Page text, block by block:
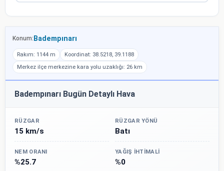
Konum: Badempınarı
Rakım: 1144 m
Koordinat: 38.5218, 39.1188
Merkez ilçe merkezine kara yolu uzaklığı: 26 km
Badempınarı Bugün Detaylı Hava
RÜZGAR
15 km/s
RÜZGAR YÖNÜ
Batı
NEM ORANI
%25.7
YAĞIŞ İHTIMALI
%0